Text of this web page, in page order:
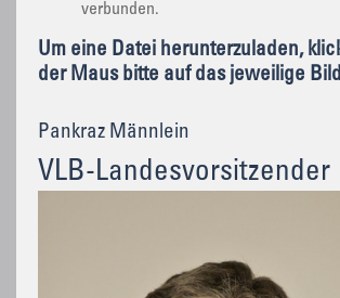
verbunden.
Um eine Datei herunterzuladen,
der Maus bitte auf das jeweilige
Pankraz Männlein
VLB-Landesvorsitzender